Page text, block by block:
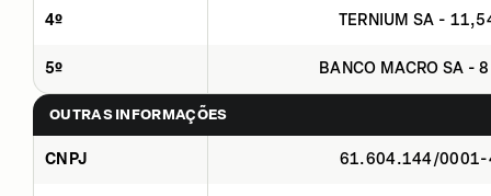
4º TERNIUM SA -
5º BANCO MACRO SA -
OUTRAS INFORMAÇÕES
CNPJ 61.604.144/0001-